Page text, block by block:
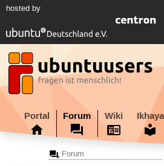
hosted by
Portal Forum Wiki Ikhaya